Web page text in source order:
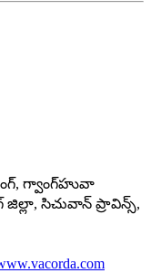
గ్వాంగ్‌హువా
సిచువాన్ ప్రావిన్స్,